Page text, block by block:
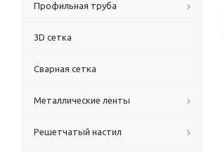
Профильная труба
3D сетка
Сварная сетка
Металлические ленты
Решетчатый настил